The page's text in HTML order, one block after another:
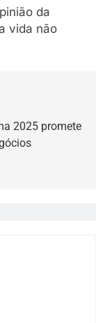
da
vida não
2025 promete